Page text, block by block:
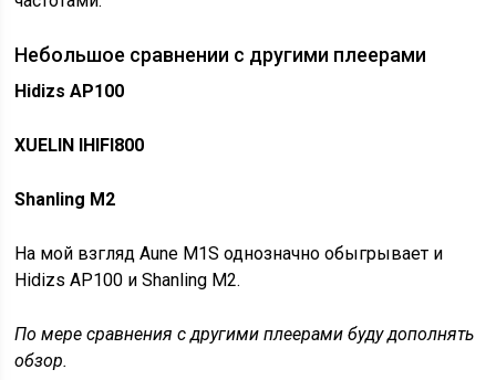
Небольшое сравнении с другими плеерами
Hidizs AP100
XUELIN IHIFI800
Shanling M2
На мой взгляд Aune M1S однозначно обыгрывает и
Hidizs AP100 и Shanling M2.
По мере сравнения с другими плеерами буду дополнять
обзор.